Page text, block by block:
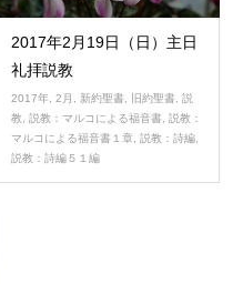
2017年2月19日（日）主日
礼拝説教
2017年, 2月 , 新約聖書, 旧約聖書, 説
教, 説教：マルコによる福音書, 説教：
マルコによる福音書１章, 説教：詩編,
説教：詩編５１編